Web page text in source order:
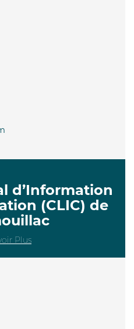
d’Information
(CLIC) de
Plus